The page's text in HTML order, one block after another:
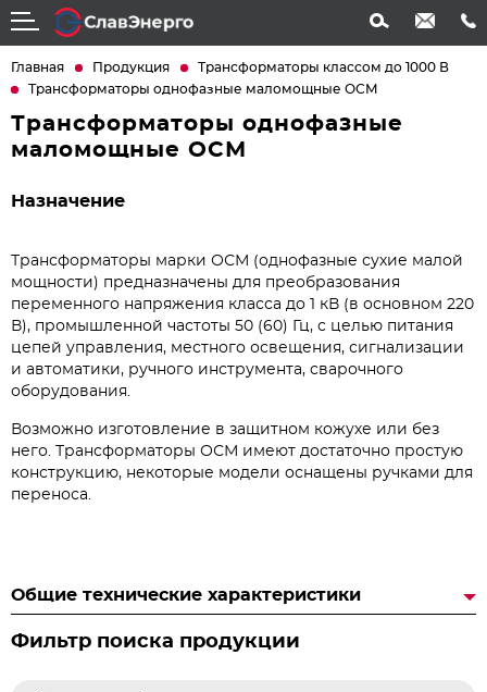
info@slavenergo.com
Главная Продукция
Трансформаторы классом до 1000 В
Трансформаторы однофазные маломощные ОСМ
Трансформаторы однофазные
маломощные ОСМ
Назначение
Трансформаторы марки ОСМ (однофазные сухие малой
мощности) предназначены для преобразования
переменного напряжения класса до 1 кВ (в основном 220
В), промышленной частоты 50 (60) Гц, с целью питания
цепей управления, местного освещения, сигнализации
и автоматики, ручного инструмента, сварочного
оборудования.
Возможно изготовление в защитном кожухе или без
него. Трансформаторы ОСМ имеют достаточно простую
конструкцию, некоторые модели оснащены ручками для
переноса.
Общие технические характеристики
Фильтр поиска продукции